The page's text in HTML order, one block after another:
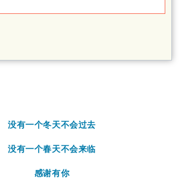
没有一个冬天不会过去
没有一个春天不会来临
感谢有你